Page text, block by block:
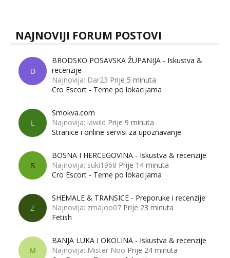
NAJNOVIJI FORUM POSTOVI
D
BRODSKO POSAVSKA ŽUPANIJA - Iskustva &
recenzije
Najnovija: Dar23 Prije 5 minuta
Cro Escort - Teme po lokacijama
L
Smokva.com
Najnovija: lawild Prije 9 minuta
Stranice i online servisi za upoznavanje
S
BOSNA I HERCEGOVINA - Iskustva & recenzije
Najnovija: suki1968 Prije 14 minuta
Cro Escort - Teme po lokacijama
Z
SHEMALE & TRANSICE - Preporuke i recenzije
Najnovija: zmajoo07 Prije 23 minuta
Fetish
M
BANJA LUKA I OKOLINA - Iskustva & recenzije
Najnovija: Mister Noo Prije 24 minuta